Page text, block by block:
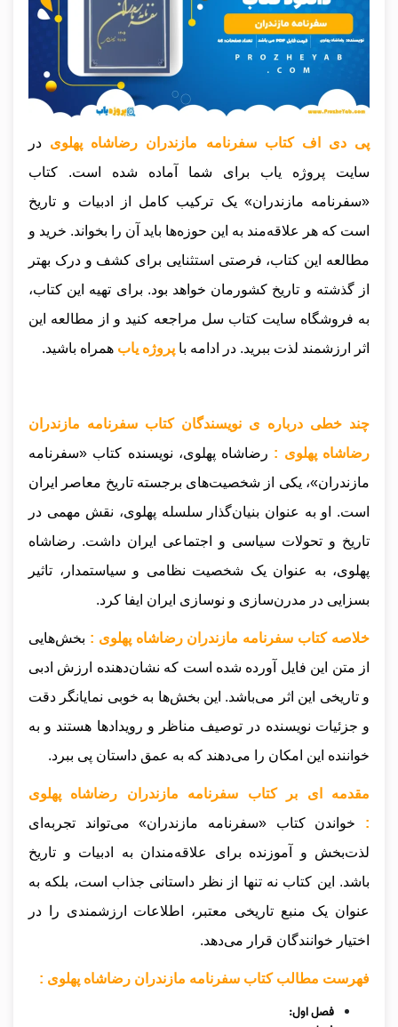
پی دی اف کتاب سفرنامه مازندران رضاشاه پهلوی در
سایت پروژه یاب برای شما آماده شده است. کتاب
«سفرنامه مازندران» یک ترکیب کامل از ادبیات و تاریخ
است که هر علاقه‌مند به این حوزه‌ها باید آن را بخواند. خرید و
مطالعه این کتاب، فرصتی استثنایی برای کشف و درک بهتر
از گذشته و تاریخ کشورمان خواهد بود. برای تهیه این کتاب،
به فروشگاه سایت کتاب سل مراجعه کنید و از مطالعه این
اثر ارزشمند لذت ببرید. در ادامه با پروژه یاب همراه باشید.
چند خطی درباره ی نویسندگان کتاب سفرنامه مازندران
رضاشاه پهلوی : رضاشاه پهلوی، نویسنده کتاب «سفرنامه
مازندران»، یکی از شخصیت‌های برجسته تاریخ معاصر ایران
است. او به عنوان بنیان‌گذار سلسله پهلوی، نقش مهمی در
تاریخ و تحولات سیاسی و اجتماعی ایران داشت. رضاشاه
پهلوی، به عنوان یک شخصیت نظامی و سیاستمدار، تاثیر
بسزایی در مدرن‌سازی و نوسازی ایران ایفا کرد.
خلاصه کتاب سفرنامه مازندران رضاشاه پهلوی : بخش‌هایی
از متن این فایل آورده شده است که نشان‌دهنده ارزش ادبی
و تاریخی این اثر می‌باشد. این بخش‌ها به خوبی نمایانگر دقت
و جزئیات نویسنده در توصیف مناظر و رویدادها هستند و به
خواننده این امکان را می‌دهند که به عمق داستان پی ببرد.
مقدمه ای بر کتاب سفرنامه مازندران رضاشاه پهلوی
: خواندن کتاب «سفرنامه مازندران» می‌تواند تجربه‌ای
لذت‌بخش و آموزنده برای علاقه‌مندان به ادبیات و تاریخ
باشد. این کتاب نه تنها از نظر داستانی جذاب است، بلکه به
عنوان یک منبع تاریخی معتبر، اطلاعات ارزشمندی را در
اختیار خوانندگان قرار می‌دهد.
فهرست مطالب کتاب سفرنامه مازندران رضاشاه پهلوی :
فصل اول: